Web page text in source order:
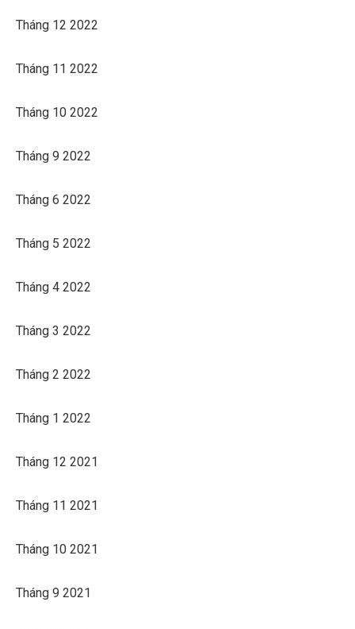
Tháng 12 2022
Tháng 11 2022
Tháng 10 2022
Tháng 9 2022
Tháng 6 2022
Tháng 5 2022
Tháng 4 2022
Tháng 3 2022
Tháng 2 2022
Tháng 1 2022
Tháng 12 2021
Tháng 11 2021
Tháng 10 2021
Tháng 9 2021